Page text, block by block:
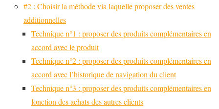
#2 : Choisir la méthode via laquelle proposer des ventes
additionnelles
Technique n°1 : proposer des produits complémentaires en
accord avec le produit
Technique n°2 : proposer des produits complémentaires en
accord avec l’historique de navigation du client
Technique n°3 : proposer des produits complémentaires en
fonction des achats des autres clients